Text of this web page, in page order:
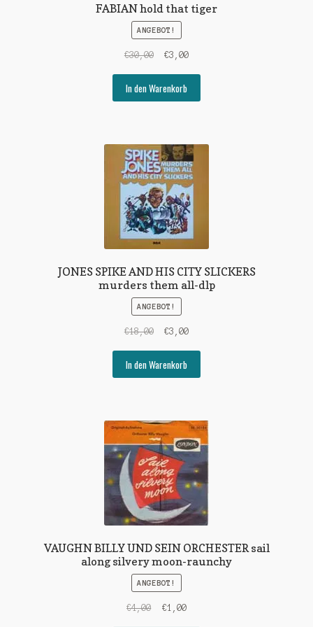
FABIAN hold that tiger
ANGEBOT!
€30,00
Ursprünglicher
war:
€30,00
€3,00Aktueller
€3,00.
In den Warenkorb
JONES SPIKE AND HIS CITY SLICKERS
murders them all-dlp
ANGEBOT!
€18,00
Ursprünglicher
war:
€18,00
€3,00Aktueller
€3,00.
In den Warenkorb
VAUGHN BILLY UND SEIN ORCHESTER sail
along silvery moon-raunchy
ANGEBOT!
€4,00
Ursprünglicher
€1,00Aktueller